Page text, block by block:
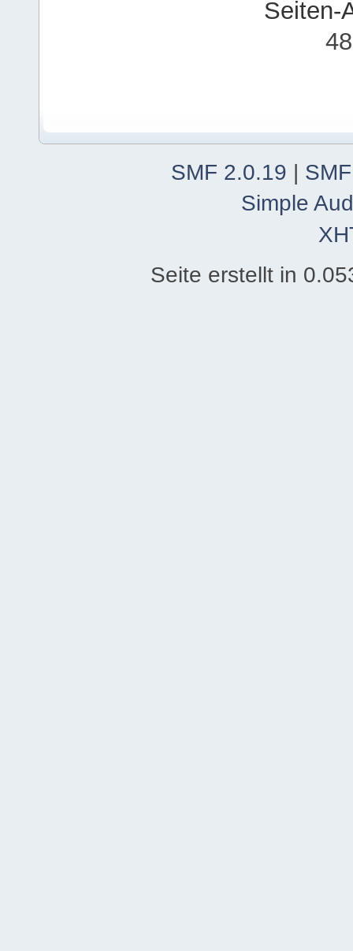
Seiten-
SMF 2.0.19
Simple
Seite erstellt in